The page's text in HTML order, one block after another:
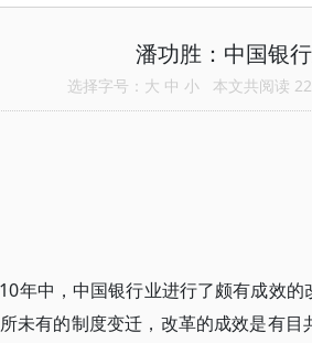
潘功胜：中国银
选择字号： 大 中 小 本文共阅读
年中，中国银行业进行了颇有成效
未有的制度变迁，改革的成效是有